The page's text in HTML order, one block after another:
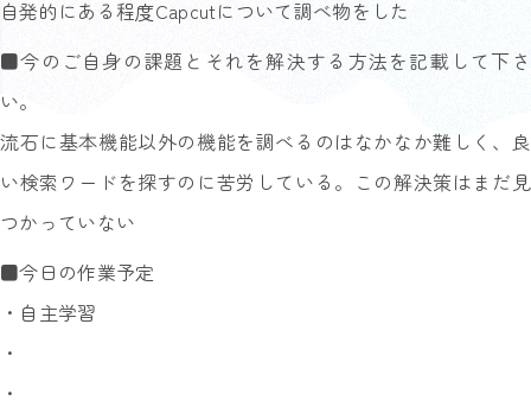
自発的にある程度Capcutについて調べ物をした
■今のご自身の課題とそれを解決する方法を記載して下さ
い。
流石に基本機能以外の機能を調べるのはなかなか難しく、良
い検索ワードを探すのに苦労している。この解決策はまだ見
つかっていない
■今日の作業予定
・自主学習
・
・